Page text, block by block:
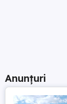
Anunțuri